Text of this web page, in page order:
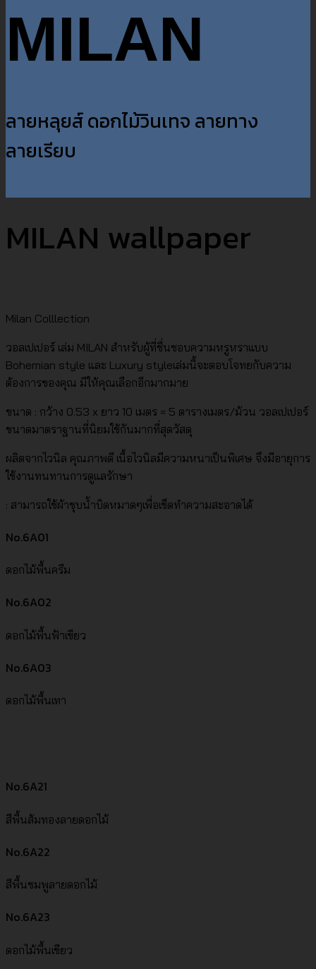
MILAN
ลายหลุยส์ ดอกไม้วินเทจ ลายทาง
ลายเรียบ
MILAN wallpaper
Milan Colllection
วอลเปเปอร์ เล่ม MILAN สำหรับผู้ที่ชื่นชอบความหรูหราแบบ
Bohemian style และ Luxury styleเล่มนี้จะตอบโจทยกับความ
ต้องการของคุณ มีให้คุณเลือกอีกมากมาย
ขนาด : กว้าง 0.53 x ยาว 10 เมตร = 5 ตารางเมตร/ม้วน วอลเปเปอร์
ขนาดมาตราฐานที่นิยมใช้กันมากที่สุดวัสดุ
ผลิตจากไวนิล คุณภาพดี เนื้อไวนิลมีความหนาเป็นพิเศษ จึงมีอายุการ
ใช้งานทนทานการดูแลรักษา
: สามารถใช้ผ้าชุบน้ำบิดหมาดๆเพื่อเช็ดทำความสะอาดได้
No.6A01
ดอกไม้พื้นครีม
No.6A02
ดอกไม้พื้นฟ้าเขียว
No.6A03
ดอกไม้พื้นเทา
No.6A21
สีพื้นส้มทองลายดอกไม้
No.6A22
สีพื้นชมพูลายดอกไม้
No.6A23
ดอกไม้พื้นเขียว